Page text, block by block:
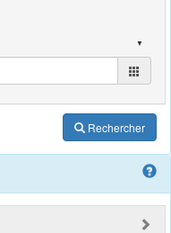
Rechercher